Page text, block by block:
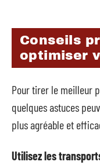
Conseils
optimiser
Pour tirer le meilleur
quelques astuces
plus agréable et
Utilisez les